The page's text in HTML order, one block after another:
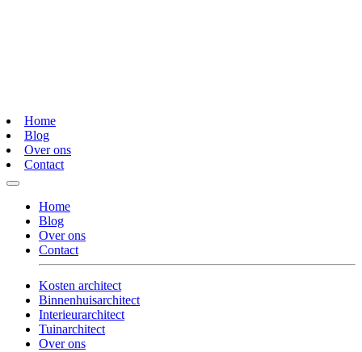
Home
Blog
Over ons
Contact
Home
Blog
Over ons
Contact
Kosten architect
Binnenhuisarchitect
Interieurarchitect
Tuinarchitect
Over ons